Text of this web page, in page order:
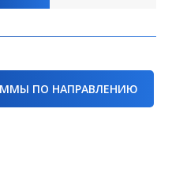
ПО НАПРАВЛЕНИЮ